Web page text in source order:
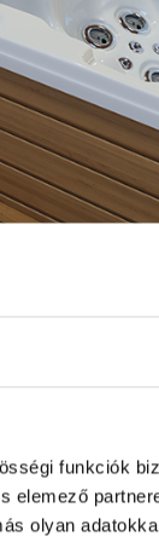
funkciók
elemező
olyan